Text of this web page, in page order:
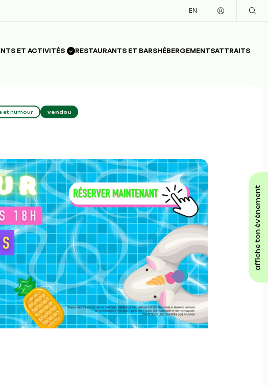
EN
ET ACTIVITÉS RESTAURANTS ET BARSHÉBERGEMENTSATTRAITS
affiche ton événement
et humour vendou